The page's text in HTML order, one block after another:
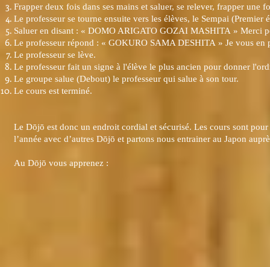
Frapper deux fois dans ses mains et saluer, se relever, frapper une
Le professeur se tourne ensuite vers les élèves, le Sempai (Premier
Saluer en disant : « DOMO ARIGATO GOZAI MASHITA » Merci
Le professeur répond : « GOKURO SAMA DESHITA » Je vous en
Le professeur se lève.
Le professeur fait un signe à l'élève le plus ancien pour donner
Le groupe salue (Debout) le professeur qui salue à son tour.
Le cours est terminé.
Le Dōjō est donc un endroit cordial et sécurisé. Les cours sont
l’année avec d’autres Dōjō et partons nous entrainer au Japon
Au Dōjō vous apprenez :